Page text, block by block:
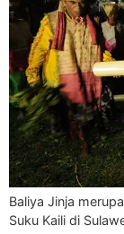
Baliya Jinja
Suku Kaili di